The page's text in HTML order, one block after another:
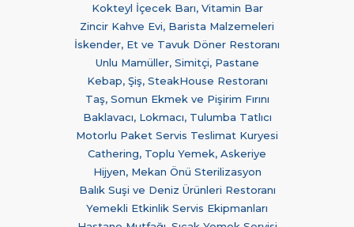
Kokteyl İçecek Barı, Vitamin Bar
Zincir Kahve Evi, Barista Malzemeleri
İskender, Et ve Tavuk Döner Restoranı
Unlu Mamüller, Simitçi, Pastane
Kebap, Şiş, SteakHouse Restoranı
Taş, Somun Ekmek ve Pişirim Fırını
Baklavacı, Lokmacı, Tulumba Tatlıcı
Motorlu Paket Servis Teslimat Kuryesi
Cathering, Toplu Yemek, Askeriye
Hijyen, Mekan Önü Sterilizasyon
Balık Suşi ve Deniz Ürünleri Restoranı
Yemekli Etkinlik Servis Ekipmanları